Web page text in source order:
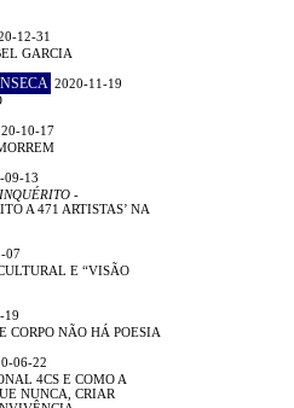
12-31
GARCIA
2020-11-19
10-17
09-13
-
A 471 ARTISTAS’ NA
07
E “VISÃO
19
CORPO NÃO HÁ POESIA
06-22
4CS E COMO A
NUNCA, CRIAR